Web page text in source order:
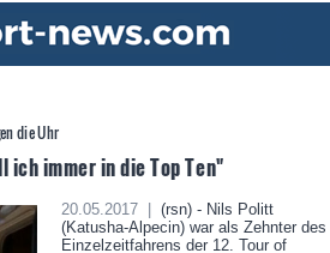
die Uhr
immer in die Top Ten"
20.05.2017 |
(rsn) - Nils Politt
(Katusha-Alpecin) war als Zehnter des
Einzelzeitfahrens der 12. Tour of